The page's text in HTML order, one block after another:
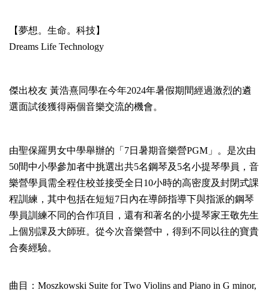
【夢想。生命。科技】
Dreams Life Technology
傑出校友 黃浩熹同學在今年2024年暑假期間經過激烈的遴
選面試後獲得兩個音樂交流的機會。
由聖保羅男女中學舉辦的「7日暑期音樂營PGM」。是次由
50間中小學參加者中挑選出共5名鋼琴及5名小提琴學員，音
樂營學員需全程住校並接受全日10小時的高密度及封閉式課
程訓練，其中包括在短短7日內在導師指導下與指派的鋼琴
學員訓練不同的合作項目，還有和著名的小提琴家王敬先生
上個別課及大師班。從今次音樂營中，得到不同以往的寶貴
合奏經驗。
曲目：Moszkowski Suite for Two Violins and Piano in G minor,